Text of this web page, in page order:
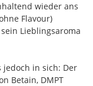
wieder ans
Flavour)
Lieblingsaroma
jedoch in sich: Der
Betain, DMPT